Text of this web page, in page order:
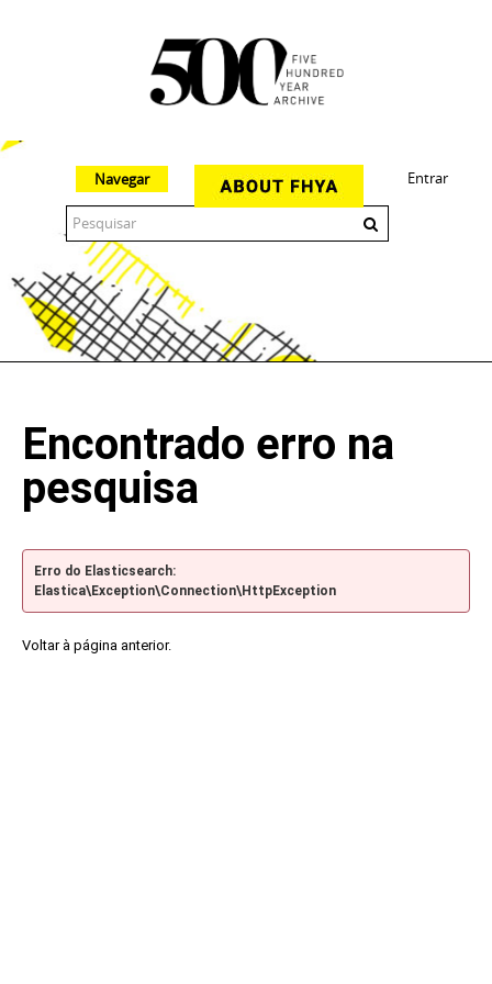
Entrar
Navegar
Encontrado erro na
pesquisa
Erro do Elasticsearch:
Elastica\Exception\Connection\HttpException
Voltar à página anterior.